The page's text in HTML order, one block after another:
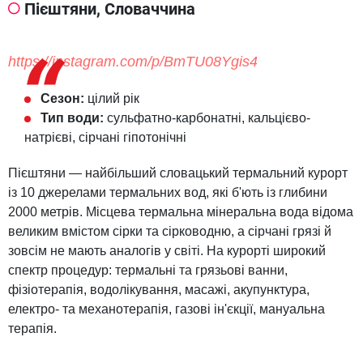
Пієштяни, Словаччина
https://instagram.com/p/BmTU08Ygis4
Сезон: цілий рік
Тип води: сульфатно-карбонатні, кальцієво-
натрієві, сірчані гіпотонічні
Пієштяни — найбільший словацький термальний курорт
із 10 джерелами термальних вод, які б'ють із глибини
2000 метрів. Місцева термальна мінеральна вода відома
великим вмістом сірки та сірководню, а сірчані грязі й
зовсім не мають аналогів у світі. На курорті широкий
спектр процедур: термальні та грязьові ванни,
фізіотерапія, водолікування, масажі, акупунктура,
електро- та механотерапія, газові ін'єкції, мануальна
терапія.